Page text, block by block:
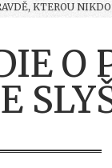
KTEROU NIKDO
O